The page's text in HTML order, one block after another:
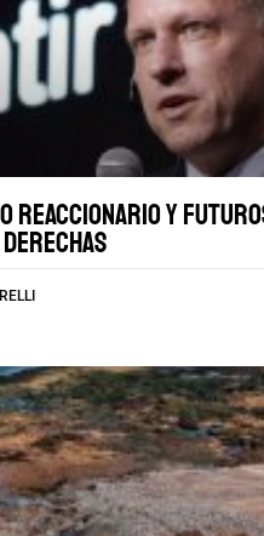
reaccionario y